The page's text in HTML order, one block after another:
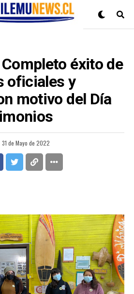
éxito de
oficiales y
motivo del Día
31 de Mayo de 2022